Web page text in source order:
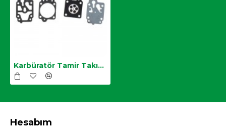
Karbüratör Tamir Takımı, Diyafram Set
Hesabım